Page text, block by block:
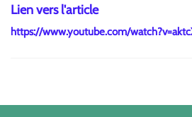
Lien vers l'article
https://www.youtube.com/